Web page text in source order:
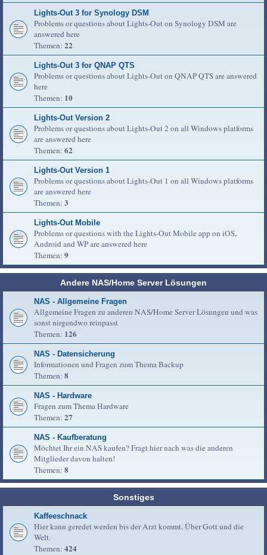
Lights-Out 3 for Synology DSM
Problems or questions about Lights-Out on Synology DSM are
answered here
Themen: 22
Lights-Out 3 for QNAP QTS
Problems or questions about Lights-Out on QNAP QTS are answered
here
Themen: 10
Lights-Out Version 2
Problems or questions about Lights-Out 2 on all Windows platforms
are answered here
Themen: 62
Lights-Out Version 1
Problems or questions about Lights-Out 1 on all Windows platforms
are answered here
Themen: 3
Lights-Out Mobile
Problems or questions with the Lights-Out Mobile app on iOS,
Android and WP are answered here
Themen: 9
Andere NAS/Home Server Lösungen
NAS - Allgemeine Fragen
Allgemeine Fragen zu anderen NAS/Home Server Lösungen und was
sonst nirgendwo reinpasst
Themen: 126
NAS - Datensicherung
Informationen und Fragen zum Thema Backup
Themen: 8
NAS - Hardware
Fragen zum Thema Hardware
Themen: 27
NAS - Kaufberatung
Möchtet Ihr ein NAS kaufen? Fragt hier nach was die anderen
Mitglieder davon halten!
Themen: 8
Sonstiges
Kaffeeschnack
Hier kann geredet werden bis der Arzt kommt. Über Gott und die
Welt.
Themen: 424